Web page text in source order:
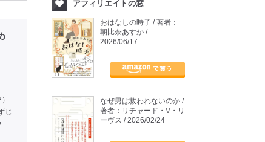
じ
アフィリエイトの窓
おはなしの時子 / 著者：
朝比奈あすか /
2026/06/17
なぜ男は救われないのか /
著者：リチャード・V・リ
ーヴス / 2026/02/24